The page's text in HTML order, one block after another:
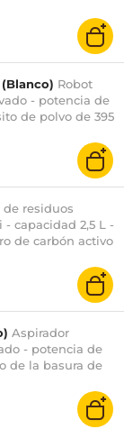
Robot
- potencia de
de polvo de 395
residuos
capacidad 2,5 L -
de carbón activo
a alta
Aspirador
- potencia de
de la basura de
ml - base para